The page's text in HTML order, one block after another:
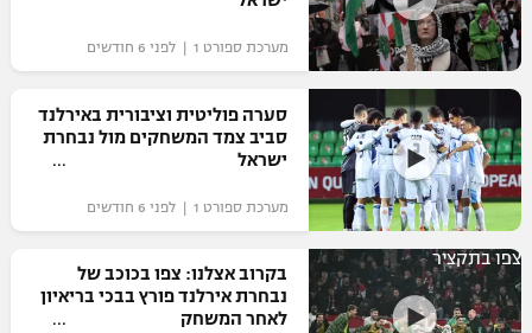
מערכת ספורט 1 | לפני 6 חודשים
סערה פוליטית וציבורית באירלנד
סביב צמד המשחקים מול נבחרת
ישראל
מערכת ספורט 1 | לפני 6 חודשים
צפו בתקציר
בקרוב אצלנו: צפו בכוכב של
נבחרת אירלנד פורץ בבכי בריאיון
לאחר המשחק